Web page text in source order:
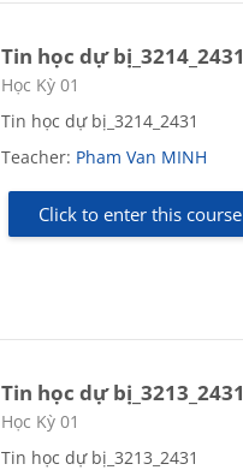
Tin học dự bị_3214_2431
Course category
Học Kỳ 01
Tin học dự bị_3214_2431
Teacher: Pham Van MINH
Click to enter this course
Tin học dự bị_3213_2431
Course category
Học Kỳ 01
Tin học dự bị_3213_2431